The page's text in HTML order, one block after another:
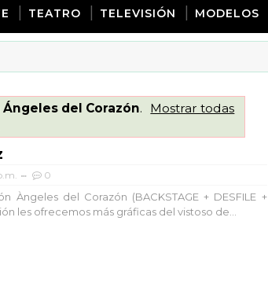
TEATRO TELEVISIÓN MODELOS
del Corazón.
Mostrar todas
0
Àngeles del Corazón (BACKSTAGE + DESFILE +
les ofrecemos más gráficas del vistoso de...